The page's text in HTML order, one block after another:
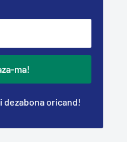
ma!
dezabona oricand!